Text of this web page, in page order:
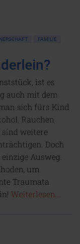
FAMILIE
ist es
auch mit dem
sich fürs Kind
Rauchen,
weitere
Doch
Ausweg.
um
Traumata
Weiterlesen...